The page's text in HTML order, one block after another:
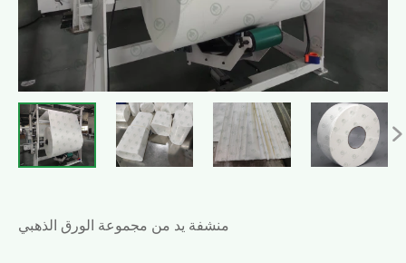

منشفة يد من مجموعة الورق الذهبي